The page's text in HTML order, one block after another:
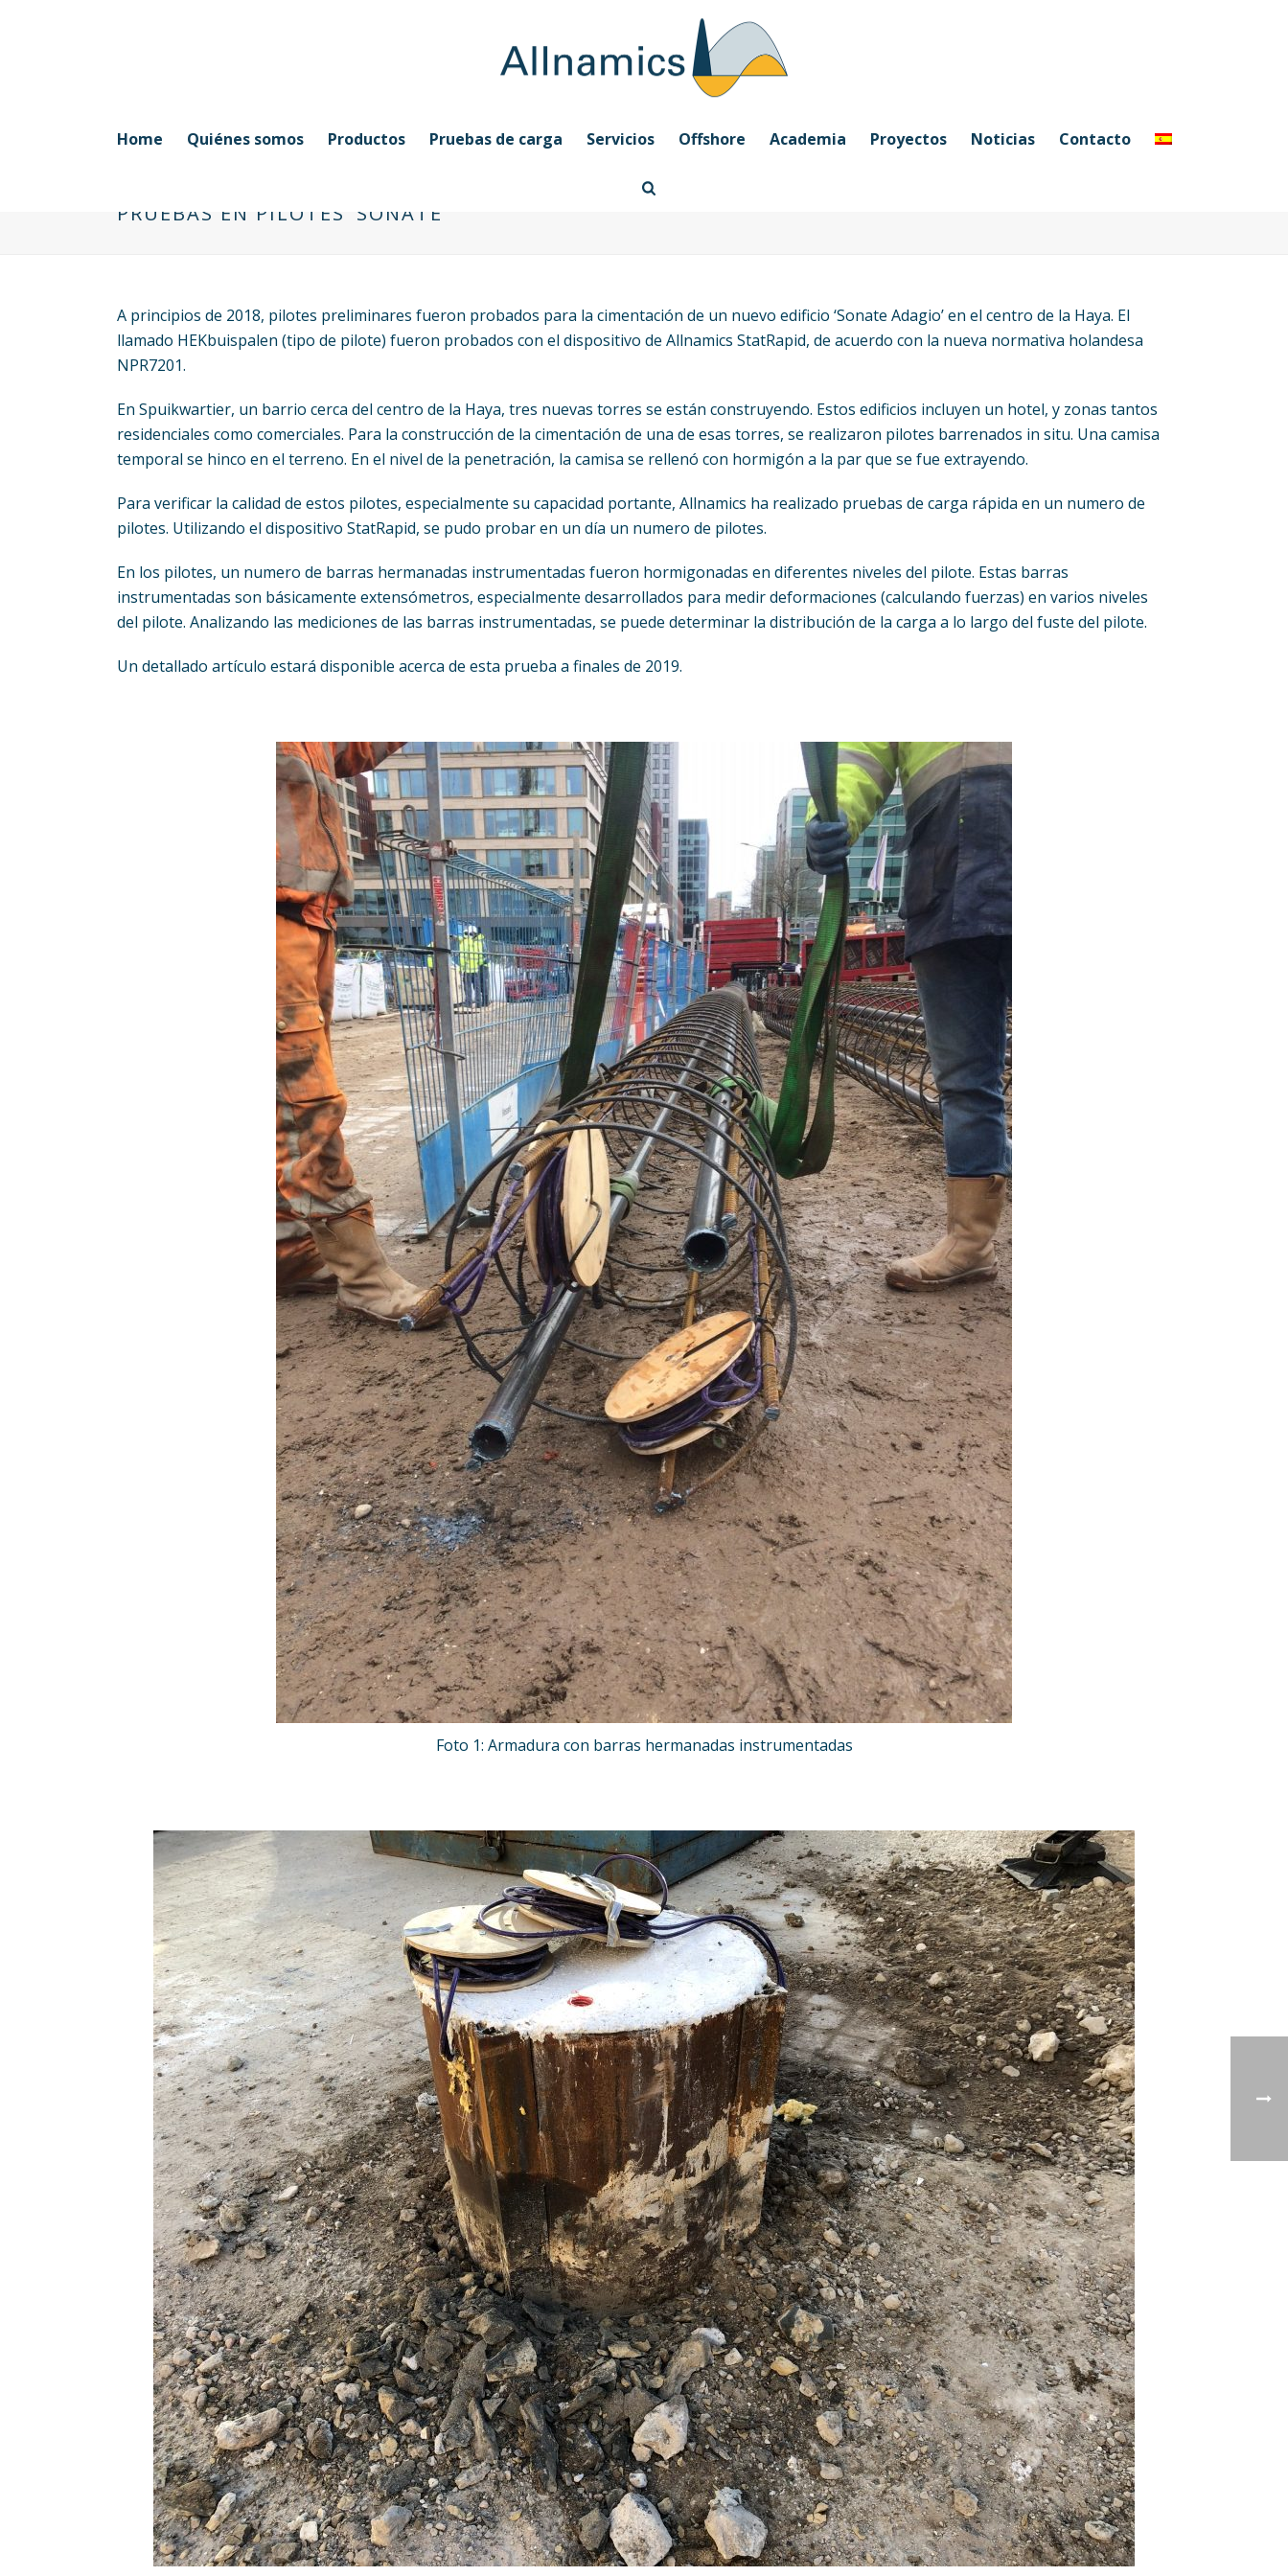
Home Quiénes somos Productos Pruebas de carga Servicios Offshore Academia Proyectos Noticias Contacto
PRUEBAS EN PILOTES ‘SONATE’
A principios de 2018, pilotes preliminares fueron probados para la cimentación de un nuevo edificio ‘Sonate Adagio’ en el centro de la Haya. El
llamado HEKbuispalen (tipo de pilote) fueron probados con el dispositivo de Allnamics StatRapid, de acuerdo con la nueva normativa holandesa
NPR7201.
En Spuikwartier, un barrio cerca del centro de la Haya, tres nuevas torres se están construyendo. Estos edificios incluyen un hotel, y zonas tantos
residenciales como comerciales. Para la construcción de la cimentación de una de esas torres, se realizaron pilotes barrenados in situ. Una camisa
temporal se hinco en el terreno. En el nivel de la penetración, la camisa se rellenó con hormigón a la par que se fue extrayendo.
Para verificar la calidad de estos pilotes, especialmente su capacidad portante, Allnamics ha realizado pruebas de carga rápida en un numero de
pilotes. Utilizando el dispositivo StatRapid, se pudo probar en un día un numero de pilotes.
En los pilotes, un numero de barras hermanadas instrumentadas fueron hormigonadas en diferentes niveles del pilote. Estas barras
instrumentadas son básicamente extensómetros, especialmente desarrollados para medir deformaciones (calculando fuerzas) en varios niveles
del pilote. Analizando las mediciones de las barras instrumentadas, se puede determinar la distribución de la carga a lo largo del fuste del pilote.
Un detallado artículo estará disponible acerca de esta prueba a finales de 2019.
Foto 1: Armadura con barras hermanadas instrumentadas